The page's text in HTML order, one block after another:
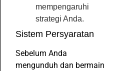
mempengaruhi
strategi Anda.
Sistem Persyaratan
Sebelum Anda
mengunduh dan bermain